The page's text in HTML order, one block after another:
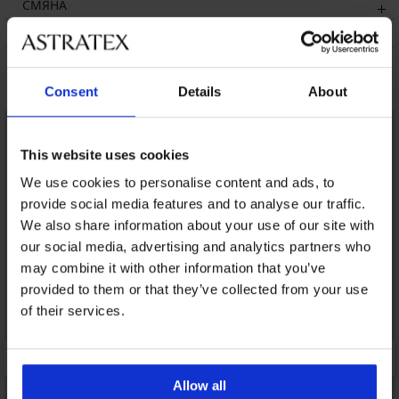
Consent Details About
This website uses cookies
We use cookies to personalise content and ads, to
provide social media features and to analyse our traffic.
We also share information about your use of our site with
our social media, advertising and analytics partners who
may combine it with other information that you’ve
provided to them or that they’ve collected from your use
of their services.
Allow all
СМЯНА
ПОДДРЪЖКА И ПРАНЕ
Може да ви хареса